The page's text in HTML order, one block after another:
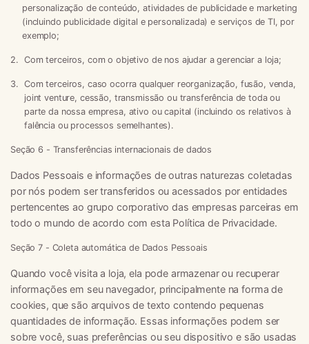
personalização de conteúdo, atividades de publicidade e marketing
(incluindo publicidade digital e personalizada) e serviços de TI, por
exemplo;
Com terceiros, com o objetivo de nos ajudar a gerenciar a loja;
Com terceiros, caso ocorra qualquer reorganização, fusão, venda,
joint venture, cessão, transmissão ou transferência de toda ou
parte da nossa empresa, ativo ou capital (incluindo os relativos à
falência ou processos semelhantes).
Seção 6 - Transferências internacionais de dados
Dados Pessoais e informações de outras naturezas coletadas
por nós podem ser transferidos ou acessados por entidades
pertencentes ao grupo corporativo das empresas parceiras em
todo o mundo de acordo com esta Política de Privacidade.
Seção 7 - Coleta automática de Dados Pessoais
Quando você visita a loja, ela pode armazenar ou recuperar
informações em seu navegador, principalmente na forma de
cookies, que são arquivos de texto contendo pequenas
quantidades de informação. Essas informações podem ser
sobre você, suas preferências ou seu dispositivo e são usadas